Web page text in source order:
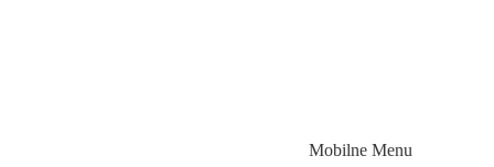
Mobilne Menu